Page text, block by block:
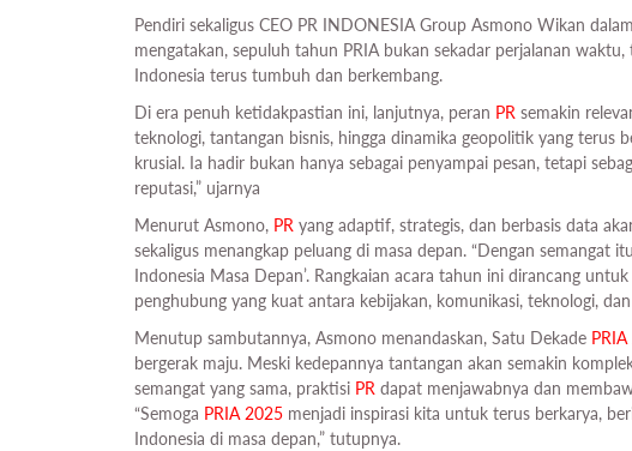
Pendiri sekaligus CEO PR INDONESIA Group Asmono Wikan
mengatakan, sepuluh tahun PRIA bukan sekadar perjalanan
Indonesia terus tumbuh dan berkembang.
Di era penuh ketidakpastian ini, lanjutnya, peran PR semakin
teknologi, tantangan bisnis, hingga dinamika geopolitik yang terus
krusial. Ia hadir bukan hanya sebagai penyampai pesan, tetapi
reputasi,” ujarnya
Menurut Asmono, PR yang adaptif, strategis, dan berbasis data
sekaligus menangkap peluang di masa depan. “Dengan semangat
Indonesia Masa Depan’. Rangkaian acara tahun ini dirancang
penghubung yang kuat antara kebijakan, komunikasi, teknologi,
Menutup sambutannya, Asmono menandaskan, Satu Dekade
bergerak maju. Meski kedepannya tantangan akan semakin
semangat yang sama, praktisi PR dapat menjawabnya dan
“Semoga PRIA 2025 menjadi inspirasi kita untuk terus berkarya,
Indonesia di masa depan,” tutupnya.